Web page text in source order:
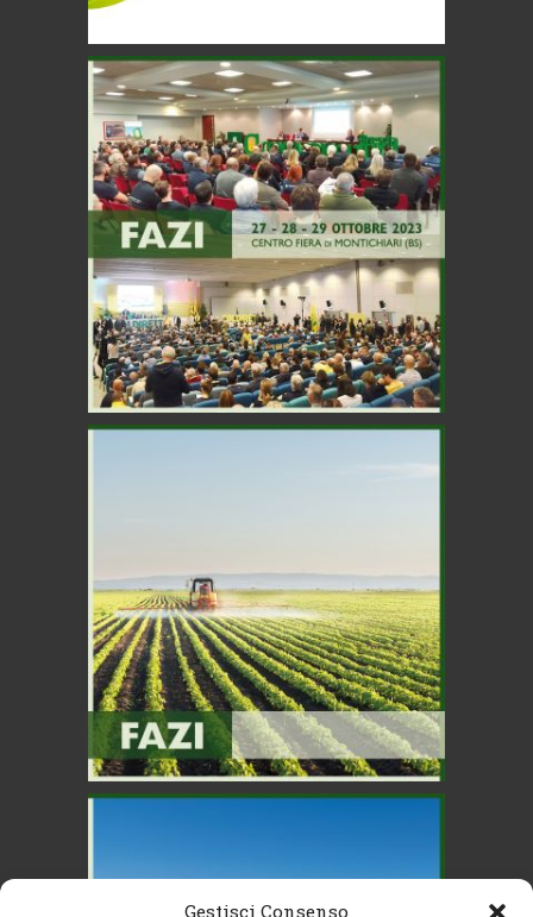
Gestisci Consenso